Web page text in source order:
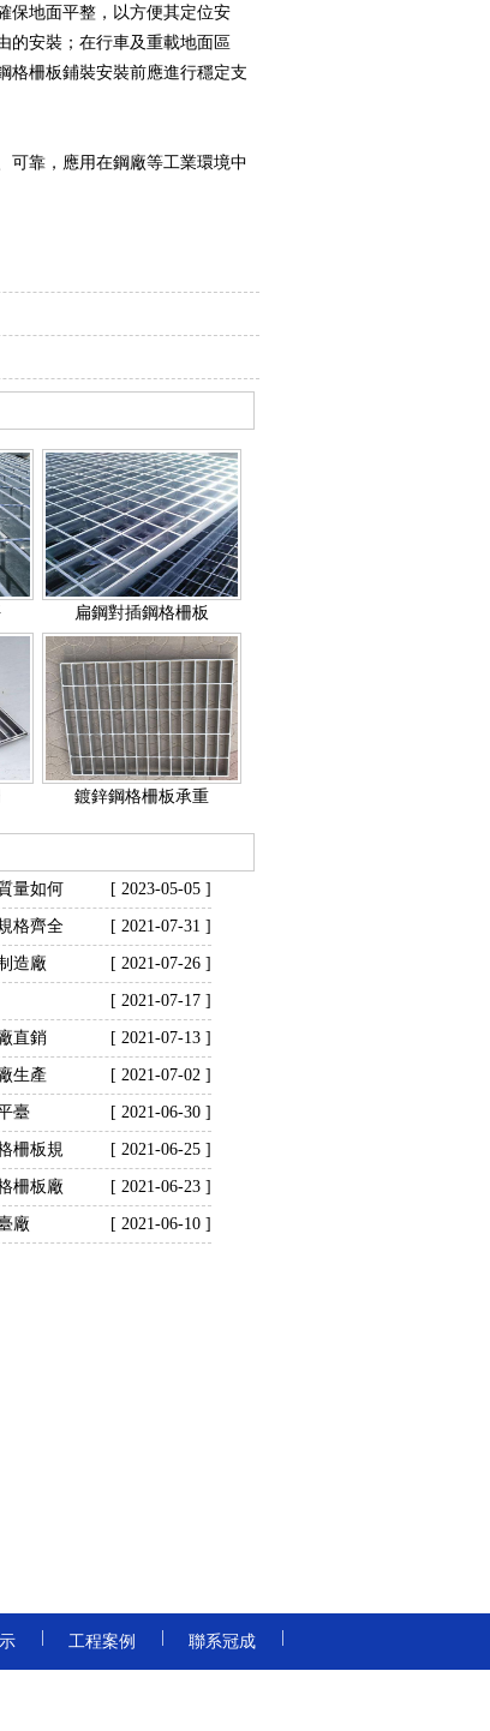
保地面平整，以方便其定位安
的安裝；在行車及重載地面區
格柵板鋪裝安裝前應進行穩定支
可靠，應用在鋼廠等工業環境中
扁鋼對插鋼格柵板
鍍鋅鋼格柵板承重
量如何 [ 2023-05-05 ]
格齊全 [ 2021-07-31 ]
造廠 [ 2021-07-26 ]
[ 2021-07-17 ]
直銷 [ 2021-07-13 ]
生產 [ 2021-07-02 ]
臺 [ 2021-06-30 ]
柵板規 [ 2021-06-25 ]
柵板廠 [ 2021-06-23 ]
廠 [ 2021-06-10 ]
工程案例 聯系冠成